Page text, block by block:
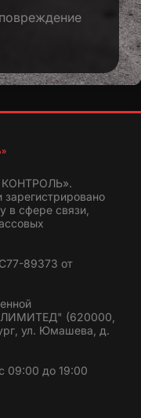
КОНТРОЛЬ».
в сфере связи,
89373 от
(620000,
ул. Юмашева, д.
09:00 до 19:00